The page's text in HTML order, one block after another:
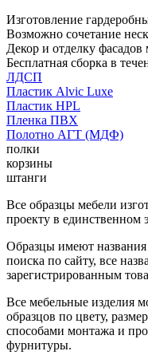
Изготовление
Возможно сочетание
Декор и отделку
Бесплатная сборка в
ЛДСП
Пластик Alvic Luxe
Пластик HPL
Пленка ПВХ
Полотно АГТ (МДФ)
полки
корзины
штанги
Все образцы мебели
проекту в единственном
Образцы имеют названия
поиска по сайту, все
зарегистрированным
Все мебельные изделия
образцов по цвету,
способами монтажа и
фурнитуры.